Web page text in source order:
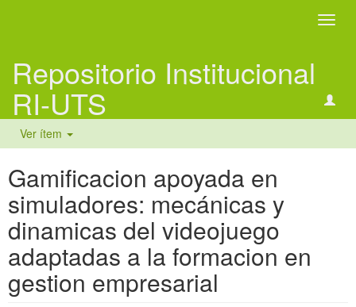
Repositorio Institucional
RI-UTS
Ver ítem
Gamificacion apoyada en
simuladores: mecánicas y
dinamicas del videojuego
adaptadas a la formacion en
gestion empresarial